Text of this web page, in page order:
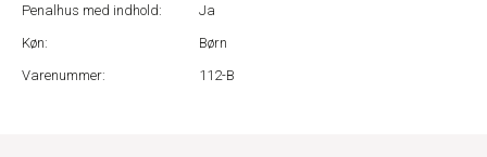
Penalhus med indhold:
Ja
Køn:
Børn
Varenummer:
112-B